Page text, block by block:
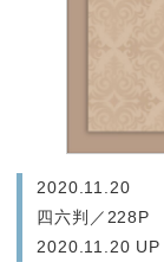
2020.11.20
四六判／228P
2020.11.20 UP